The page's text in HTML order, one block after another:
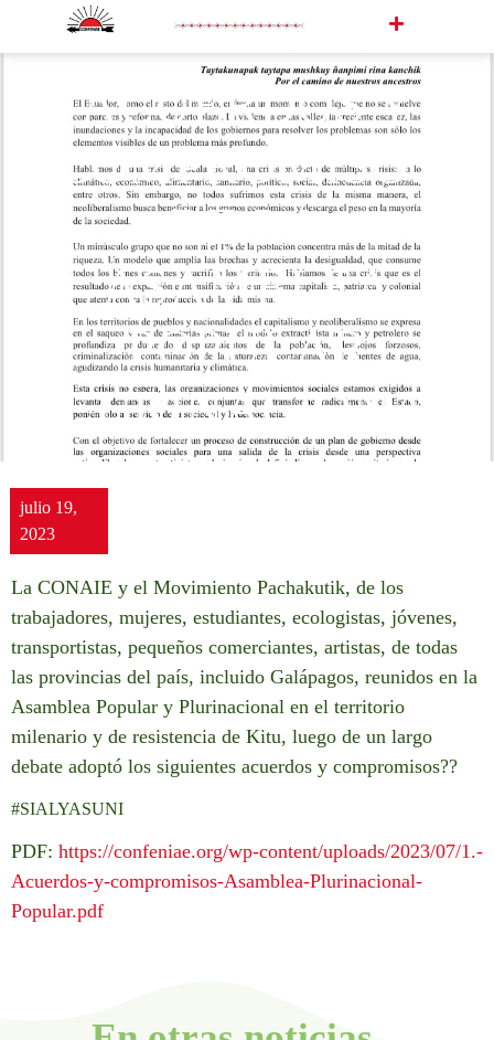
ACUERDOS Y
COMPROMISOS
DE LA
ASAMBLEA
POPULAR
PLURINACIONAL
julio 19,
2023
La CONAIE y el Movimiento Pachakutik, de los
trabajadores, mujeres, estudiantes, ecologistas, jóvenes,
transportistas, pequeños comerciantes, artistas, de todas
las provincias del país, incluido Galápagos, reunidos en la
Asamblea Popular y Plurinacional en el territorio
milenario y de resistencia de Kitu, luego de un largo
debate adoptó los siguientes acuerdos y compromisos??
#SIALYASUNI
PDF: https://confeniae.org/wp-content/uploads/2023/07/1.-
Acuerdos-y-compromisos-Asamblea-Plurinacional-
Popular.pdf